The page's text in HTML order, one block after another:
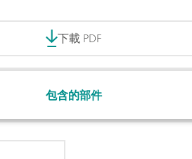
下載 PDF
包含的部件